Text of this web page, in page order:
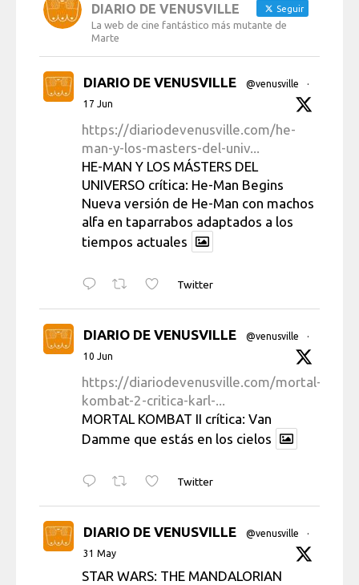
DIARIO DE VENUSVILLE Seguir
La web de cine fantástico más mutante de
Marte
DIARIO DE VENUSVILLE @venusville
·
17 Jun
https://diariodevenusville.com/he-
man-y-los-masters-del-univ...
HE-MAN Y LOS MÁSTERS DEL
UNIVERSO crítica: He-Man Begins
Nueva versión de He-Man con machos
alfa en taparrabos adaptados a los
tiempos actuales
Twitter
DIARIO DE VENUSVILLE @venusville
·
10 Jun
https://diariodevenusville.com/mortal-
kombat-2-critica-karl-...
MORTAL KOMBAT II crítica: Van
Damme que estás en los cielos
Twitter
DIARIO DE VENUSVILLE @venusville
·
31 May
STAR WARS: THE MANDALORIAN